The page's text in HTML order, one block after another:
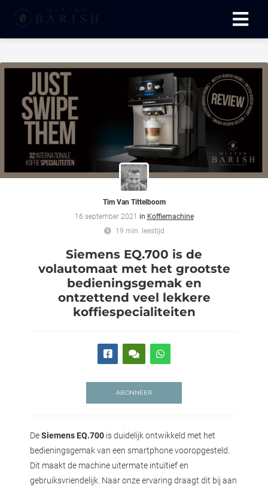
Tim Van Tittelboom
16 september 2021 in Koffiemachine
19 min. leestijd
Siemens EQ.700 is de
volautomaat met het grootste
bedieningsgemak en
ontzettend veel lekkere
koffiespecialiteiten
ABONNEER
DeSiemens EQ.700 is duidelijk ontwikkeld met het
bedieningsgemak van een smartphone vooropgesteld.
Dit maakt de machine uitermate intuïtief en
gebruiksvriendelijk. Naar onze ervaring draagt dit bij aan